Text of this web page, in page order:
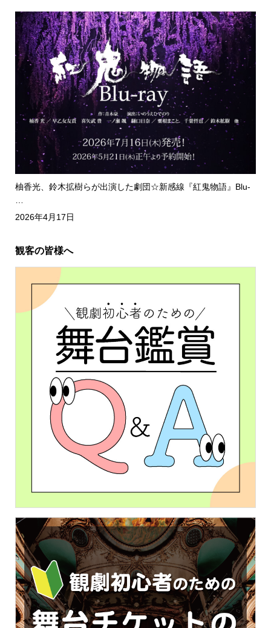
柚香光、鈴木拡樹らが出演した劇団☆新感線『紅鬼物語』Blu-
2026年4月17日
観客の皆様へ